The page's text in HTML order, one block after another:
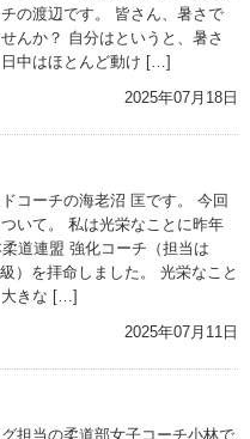
の渡辺です。 皆さん、暑さで
んか？ 自分はというと、暑さ
中はほとんど動け […]
2025年07月18日
コーチの海老沼 匡です。 今回
いて。 私は光栄なことに昨年
道連盟 強化コーチ（担当は
）を拝命しました。 光栄なこと
大きな […]
2025年07月11日
担当の柔道部女子コーチ小林で